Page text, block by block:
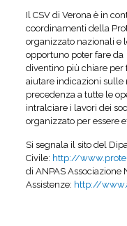
Il CSV di Verona è in
coordinamenti della
organizzato nazionali e
opportuno poter fare da
diventino più chiare per
aiutare indicazioni sulle
precedenza a tutte le
intralciare i lavori dei
organizzato per essere
Si segnala il sito del
Civile: http://
di ANPAS
Assistenze: http://